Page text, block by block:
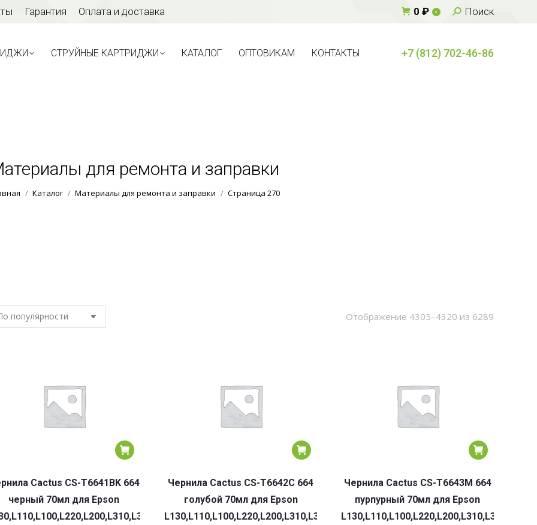
Гарантия Оплата и доставка 0 ₽ 0 Поиск:
Поиск
СТРУЙНЫЕ КАРТРИДЖИ КАТАЛОГ ОПТОВИКАМ КОНТАКТЫ +7 (812) 702-46-86
для ремонта и заправки
Вы здесь:
Каталог Материалы для ремонта и заправки Страница 270
Отображение 4305–4320 из 6289
Cactus CS-T6641BK 664
черный 70мл для Epson
Чернила Cactus CS-T6642C 664
голубой 70мл для Epson
Чернила Cactus CS-T6643M 664
пурпурный 70мл для Epson